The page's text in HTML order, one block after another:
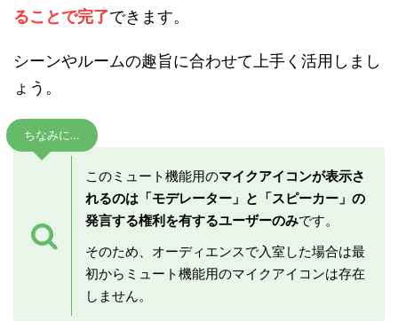
ることで完了できます。
シーンやルームの趣旨に合わせて上手く活用しまし
ょう。
ちなみに…
このミュート機能用のマイクアイコンが表示さ
れるのは「モデレーター」と「スピーカー」の
発言する権利を有するユーザーのみです。
そのため、オーディエンスで入室した場合は最
初からミュート機能用のマイクアイコンは存在
しません。